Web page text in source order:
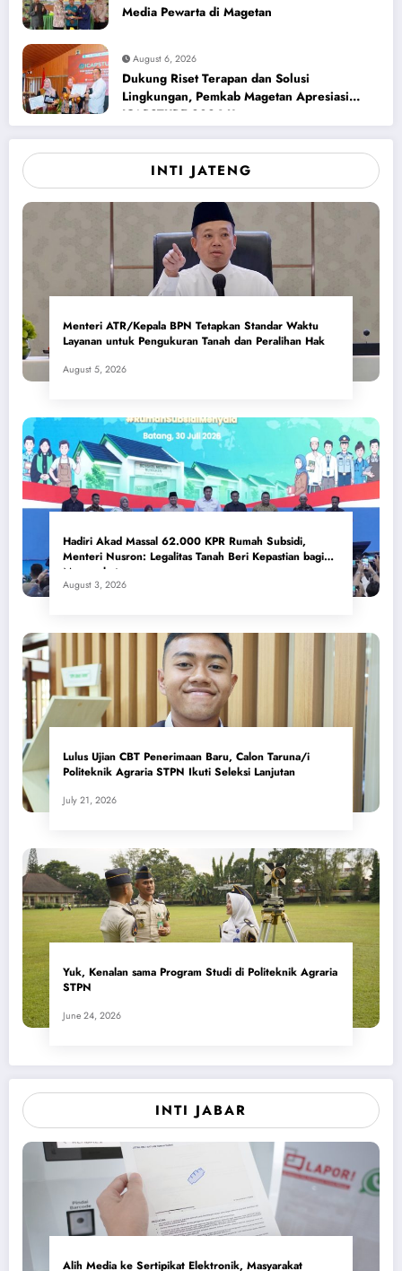
Media Pewarta di Magetan
August 6, 2026
Dukung Riset Terapan dan Solusi
Lingkungan, Pemkab Magetan Apresiasi
ICAPSTURE 2026 Unesa
INTI JATENG
Menteri ATR/Kepala BPN Tetapkan Standar Waktu
Layanan untuk Pengukuran Tanah dan Peralihan Hak
August 5, 2026
Hadiri Akad Massal 62.000 KPR Rumah Subsidi,
Menteri Nusron: Legalitas Tanah Beri Kepastian bagi
Masyarakat
August 3, 2026
Lulus Ujian CBT Penerimaan Baru, Calon Taruna/i
Politeknik Agraria STPN Ikuti Seleksi Lanjutan
July 21, 2026
Yuk, Kenalan sama Program Studi di Politeknik Agraria
STPN
June 24, 2026
INTI JABAR
Alih Media ke Sertipikat Elektronik, Masyarakat